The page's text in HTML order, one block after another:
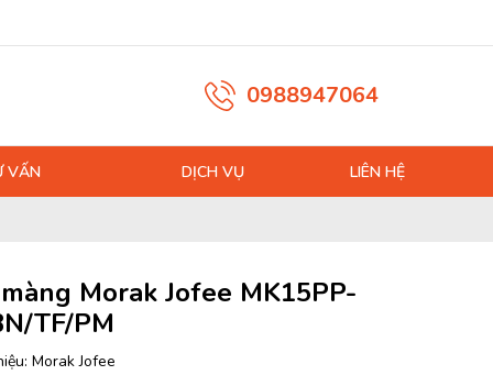
0988947064
VẤN DỊCH VỤ LIÊN HỆ
Morak Jofee MK15PP-
TF/PM
Morak Jofee